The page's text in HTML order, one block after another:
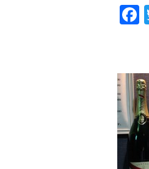
F
k